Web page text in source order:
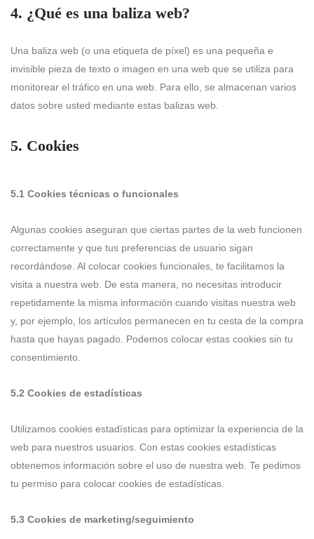
4. ¿Qué es una baliza web?
Una baliza web (o una etiqueta de píxel) es una pequeña e
invisible pieza de texto o imagen en una web que se utiliza para
monitorear el tráfico en una web. Para ello, se almacenan varios
datos sobre usted mediante estas balizas web.
5. Cookies
5.1 Cookies técnicas o funcionales
Algunas cookies aseguran que ciertas partes de la web funcionen
correctamente y que tus preferencias de usuario sigan
recordándose. Al colocar cookies funcionales, te facilitamos la
visita a nuestra web. De esta manera, no necesitas introducir
repetidamente la misma información cuando visitas nuestra web
y, por ejemplo, los artículos permanecen en tu cesta de la compra
hasta que hayas pagado. Podemos colocar estas cookies sin tu
consentimiento.
5.2 Cookies de estadísticas
Utilizamos cookies estadísticas para optimizar la experiencia de la
web para nuestros usuarios. Con estas cookies estadísticas
obtenemos información sobre el uso de nuestra web. Te pedimos
tu permiso para colocar cookies de estadísticas.
5.3 Cookies de marketing/seguimiento